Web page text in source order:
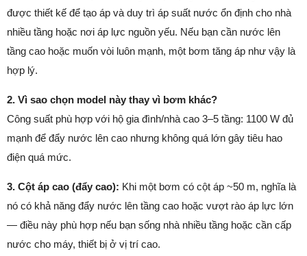
được thiết kế để tạo áp và duy trì áp suất nước ổn định cho nhà
nhiều tầng hoặc nơi áp lực nguồn yếu. Nếu bạn cần nước lên
tầng cao hoặc muốn vòi luôn mạnh, một bơm tăng áp như vậy là
hợp lý.
2. Vì sao chọn model này thay vì bơm khác?
Công suất phù hợp với hộ gia đình/nhà cao 3–5 tầng: 1100 W đủ
mạnh để đẩy nước lên cao nhưng không quá lớn gây tiêu hao
điện quá mức.
3. Cột áp cao (đẩy cao): Khi một bơm có cột áp ~50 m, nghĩa là
nó có khả năng đẩy nước lên tầng cao hoặc vượt rào áp lực lớn
— điều này phù hợp nếu bạn sống nhà nhiều tầng hoặc cần cấp
nước cho máy, thiết bị ở vị trí cao.